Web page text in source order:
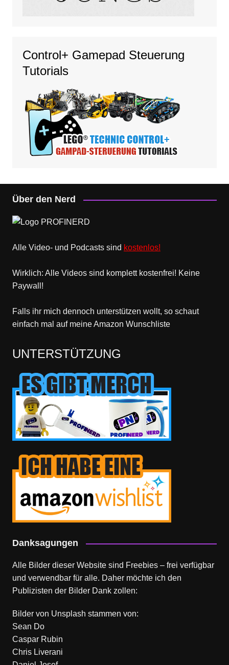
Control+ Gamepad Steuerung
Tutorials
Über den Nerd
Alle Video- und Podcasts sind kostenlos!
Wirklich: Alle Videos sind komplett kostenfrei! Keine
Paywall!
Falls ihr mich dennoch unterstützen wollt, so schaut
einfach mal auf meine Amazon Wunschliste
UNTERSTÜTZUNG
Danksagungen
Alle Bilder dieser Website sind Freebies – frei verfügbar
und verwendbar für alle. Daher möchte ich den
Publizisten der Bilder Dank zollen:
Bilder von Unsplash stammen von:
Sean Do
Caspar Rubin
Chris Liverani